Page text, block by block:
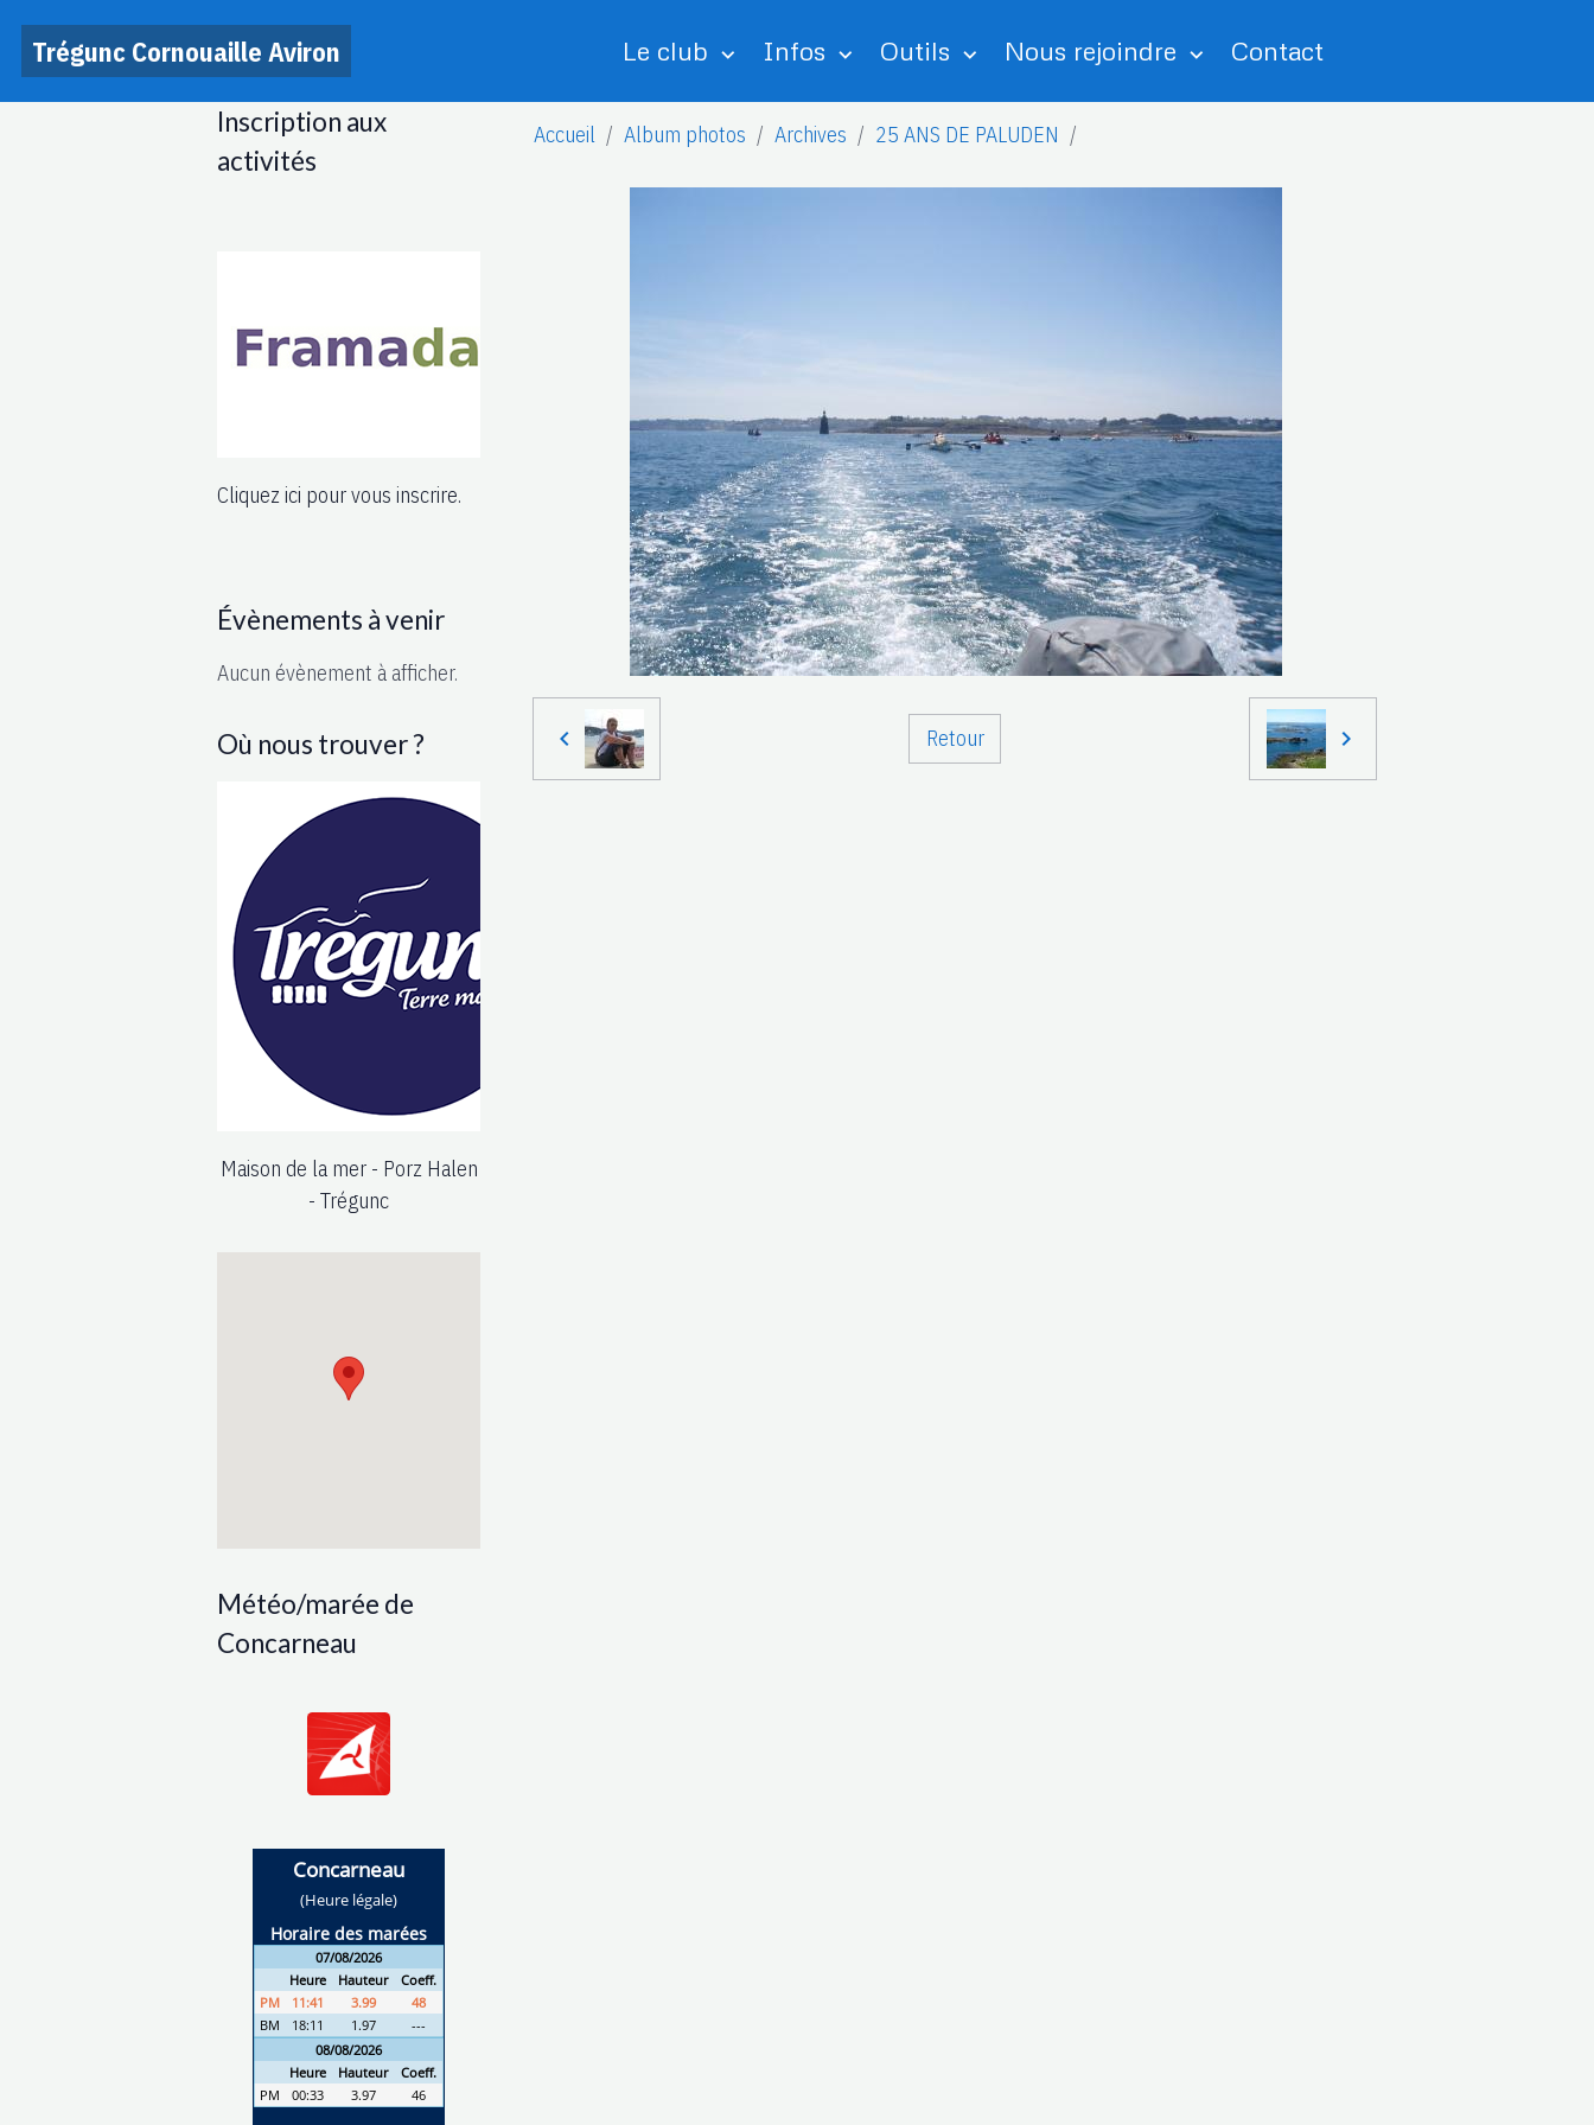
Trégunc Cornouaille Aviron Le club Infos Outils Nous rejoindre Contact
Accueil Album photos Archives 25 ANS DE PALUDEN
Retour
Inscription aux
activités
Cliquez ici pour vous inscrire.
Évènements à venir
Aucun évènement à afficher.
Où nous trouver ?
Maison de la mer - Porz Halen
- Trégunc
Météo/marée de
Concarneau